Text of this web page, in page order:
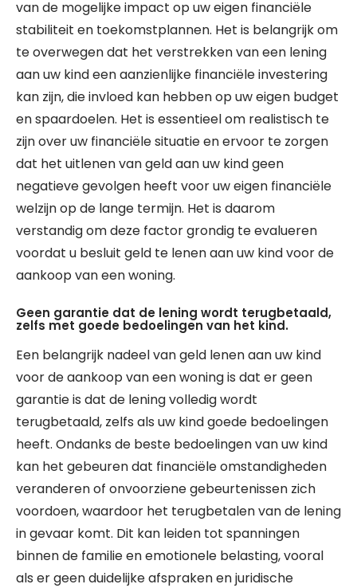
van de mogelijke impact op uw eigen financiële
stabiliteit en toekomstplannen. Het is belangrijk om
te overwegen dat het verstrekken van een lening
aan uw kind een aanzienlijke financiële investering
kan zijn, die invloed kan hebben op uw eigen budget
en spaardoelen. Het is essentieel om realistisch te
zijn over uw financiële situatie en ervoor te zorgen
dat het uitlenen van geld aan uw kind geen
negatieve gevolgen heeft voor uw eigen financiële
welzijn op de lange termijn. Het is daarom
verstandig om deze factor grondig te evalueren
voordat u besluit geld te lenen aan uw kind voor de
aankoop van een woning.
Geen garantie dat de lening wordt terugbetaald,
zelfs met goede bedoelingen van het kind.
Een belangrijk nadeel van geld lenen aan uw kind
voor de aankoop van een woning is dat er geen
garantie is dat de lening volledig wordt
terugbetaald, zelfs als uw kind goede bedoelingen
heeft. Ondanks de beste bedoelingen van uw kind
kan het gebeuren dat financiële omstandigheden
veranderen of onvoorziene gebeurtenissen zich
voordoen, waardoor het terugbetalen van de lening
in gevaar komt. Dit kan leiden tot spanningen
binnen de familie en emotionele belasting, vooral
als er geen duidelijke afspraken en juridische